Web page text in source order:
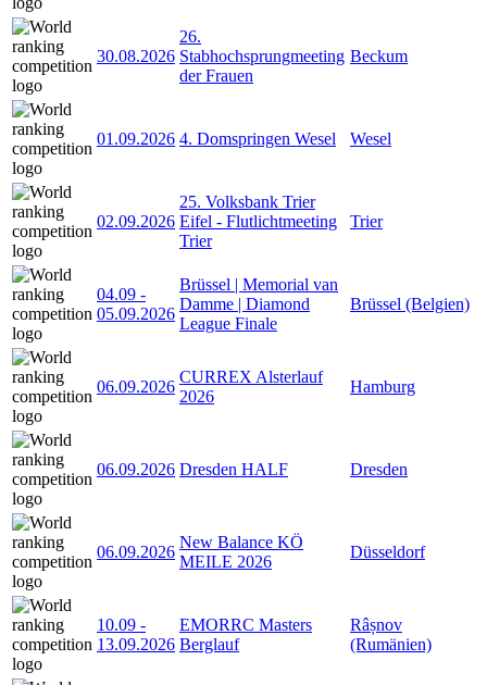
30.08.2026
26.
Stabhochsprungmeeting
der Frauen
Beckum
01.09.2026 4. Domspringen Wesel Wesel
02.09.2026
25. Volksbank Trier
Eifel - Flutlichtmeeting
Trier
Trier
04.09 -
05.09.2026
Brüssel | Memorial van
Damme | Diamond
League Finale
Brüssel (Belgien)
06.09.2026
CURREX Alsterlauf
2026
Hamburg
06.09.2026 Dresden HALF Dresden
06.09.2026
New Balance KÖ
MEILE 2026
Düsseldorf
10.09 -
13.09.2026
EMORRC Masters
Berglauf
Râșnov
(Rumänien)